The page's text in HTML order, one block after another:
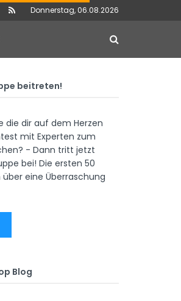
Donnerstag, 06.08.2026
beitreten!
die dir auf dem Herzen
mit Experten zum
- Dann tritt jetzt
bei! Die ersten 50
eine Überraschung
Blog